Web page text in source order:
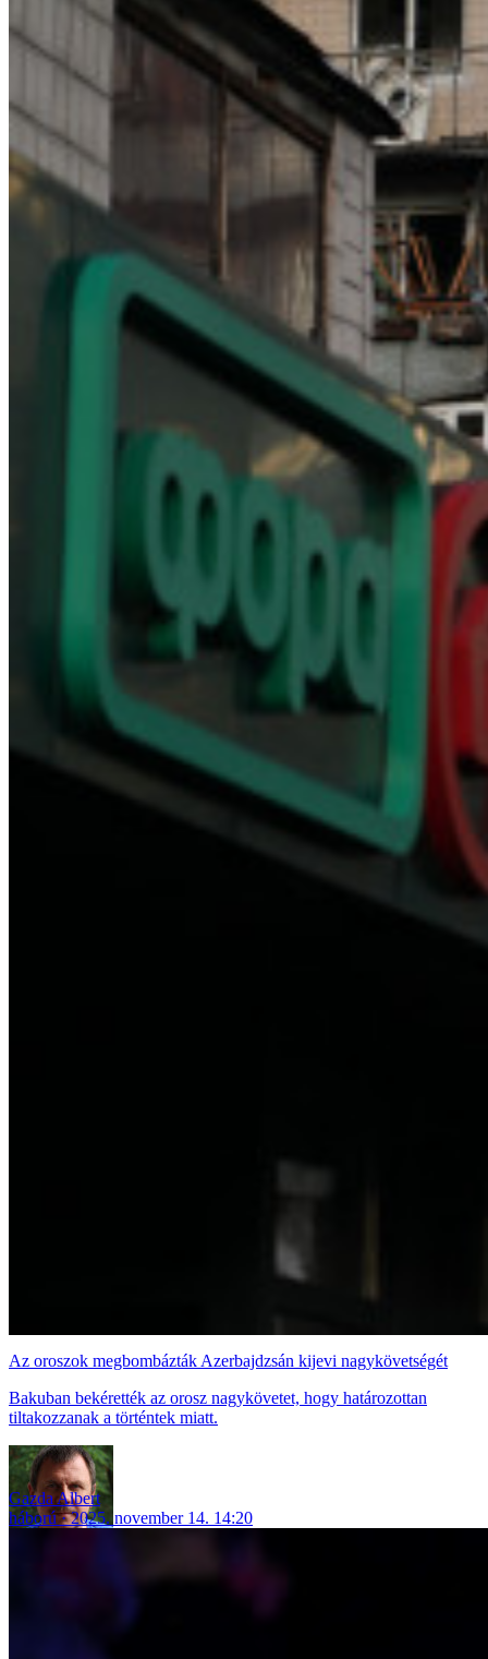
Az oroszok megbombázták Azerbajdzsán kijevi nagykövetségét
Bakuban bekérették az orosz nagykövetet, hogy határozottan
tiltakozzanak a történtek miatt.
Gazda Albert
háború
2025. november 14. 14:20